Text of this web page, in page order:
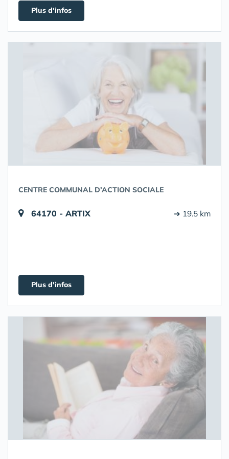
Plus d'infos
CENTRE COMMUNAL D’ACTION SOCIALE
64170 - ARTIX ➔ 19.5 km
Plus d'infos